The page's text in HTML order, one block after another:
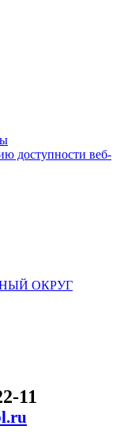
доступности веб-
ОКРУГ
11